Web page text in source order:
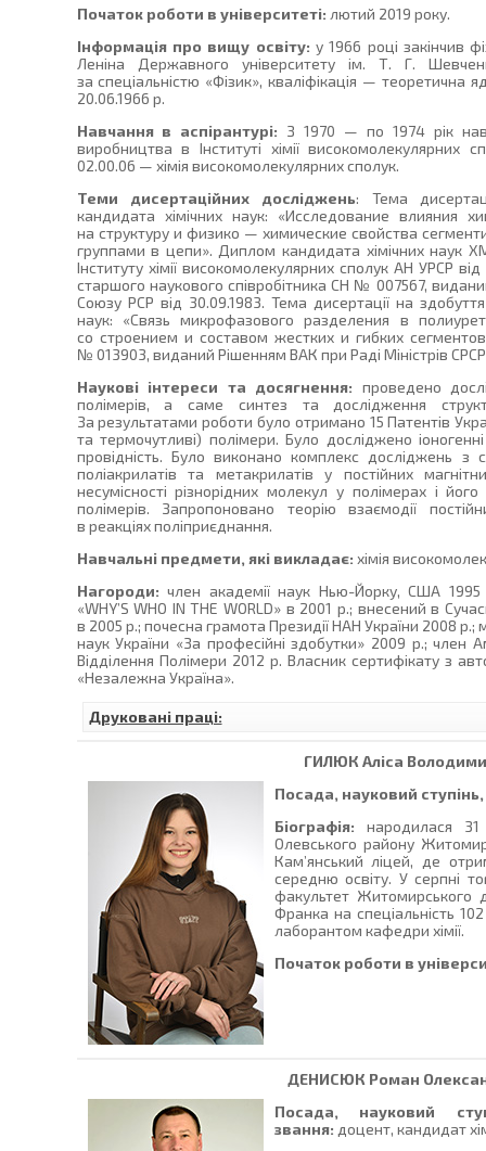
Початок роботи в університеті: лютий 2019 року.
Інформація про вищу освіту: у 1966 році закінчив
Леніна Державного університету ім. Т. Г.
за спеціальністю «Фізик», кваліфікація —
20.06.1966 р.
Навчання в аспірантурі: З 1970 — по 1974 рік
виробництва в Інституті хімії високомолекулярних
02.00.06 — хімія високомолекулярних сполук.
Теми дисертаційних досліджень: Тема
кандидата хімічних наук: «Исследование влияния
на структуру и физико — химические свойства
группами в цепи». Диплом кандидата хімічних
Інституту хімії високомолекулярних сполук АН УРСР
старшого наукового співробітника СН № 007567,
Союзу РСР від 30.09.1983. Тема дисертації на
наук: «Связь микрофазового разделения в
со строением и составом жестких и гибких
№ 013903, виданий Рішенням ВАК при Раді Міністрів
Наукові інтереси та досягнення: проведено
полімерів, а саме синтез та дослідження
За результатами роботи було отримано 15 Патентів
та термочутливі) полімери. Було досліджено
провідність. Було виконано комплекс досліджень з
поліакрилатів та метакрилатів у постійних
несумісності різнорідних молекул у полімерах і
полімерів. Запропоновано теорію взаємодії
в реакціях поліприєднання.
Навчальні предмети, які викладає: хімія
Нагороди: член академії наук Нью-Йорку, США
«WHY’S WHO IN THE WORLD» в 2001 р.; внесений в
в 2005 р.; почесна грамота Президії НАН України 2008 р.;
наук України «За професійні здобутки» 2009 р.; член
Відділення Полімери 2012 р. Власник сертифікату з
«Незалежна Україна».
Друковані праці:
ГИЛЮК Аліса
Посада, науковий
Біографія: народилася
Олевського району
Кам’янський ліцей, де
середню освіту. У серпні
факультет Житомирського
Франка на спеціальність
лаборантом кафедри хімії.
Початок роботи в
ДЕНИСЮК Роман
Посада, науковий
звання: доцент, кандидат